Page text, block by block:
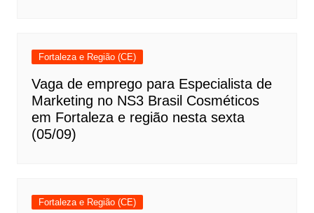
Fortaleza e Região (CE)
Vaga de emprego para Especialista de
Marketing no NS3 Brasil Cosméticos
em Fortaleza e região nesta sexta
(05/09)
Fortaleza e Região (CE)